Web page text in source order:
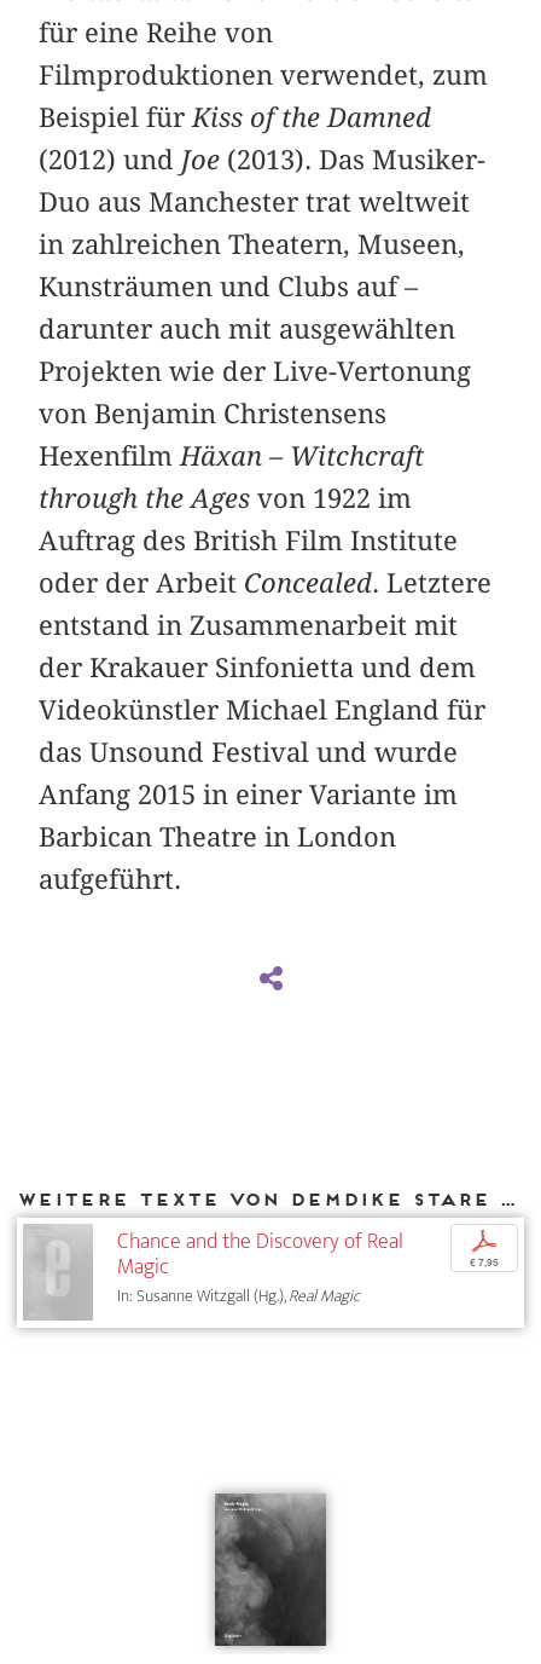
für eine Reihe von
Filmproduktionen verwendet, zum
Beispiel fürKiss of the Damned
(2012) und Joe (2013). Das Musiker-
Duo aus Manchester trat weltweit
in zahlreichen Theatern, Museen,
Kunsträumen und Clubs auf –
darunter auch mit ausgewählten
Projekten wie der Live-Vertonung
von Benjamin Christensens
HexenfilmHäxan – Witchcraft
through the Ages von 1922 im
Auftrag des British Film Institute
oder der Arbeit Concealed. Letztere
entstand in Zusammenarbeit mit
der Krakauer Sinfonietta und dem
Videokünstler Michael England für
das Unsound Festival und wurde
Anfang 2015 in einer Variante im
Barbican Theatre in London
aufgeführt.
Weitere Texte von Demdike Stare bei DIAPHANES
Chance and the Discovery of Real
Magic
In: Susanne Witzgall (Hg.),Real Magic
p
€ 7,95